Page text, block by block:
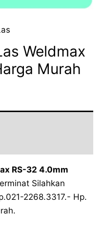
Weldmax
Murah
RS-32 4.0mm
Silahkan
2268.3317.- Hp.